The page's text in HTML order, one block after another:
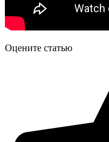
Оцените статью